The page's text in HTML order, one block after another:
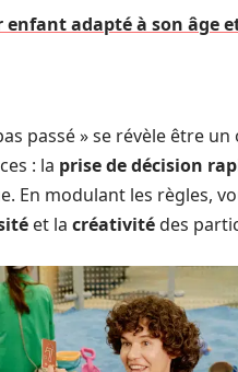
adapté à son âge
passé » se révèle être
: la prise de décision
En modulant les règles,
et la créativitédes